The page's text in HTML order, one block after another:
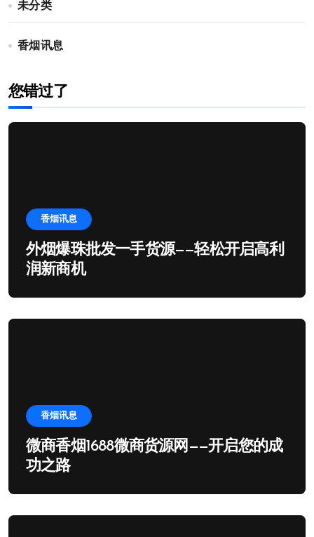
未分类
香烟讯息
您错过了
香烟讯息
外烟爆珠批发一手货源——轻松开启高利
润新商机
香烟讯息
微商香烟1688微商货源网——开启您的成
功之路